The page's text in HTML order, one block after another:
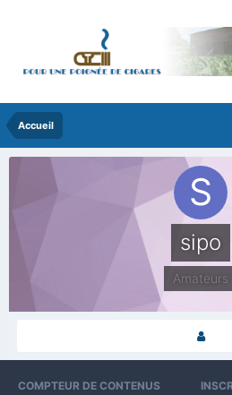
Accueil
sipo
Amateurs
COMPTEUR DE CONTENUS